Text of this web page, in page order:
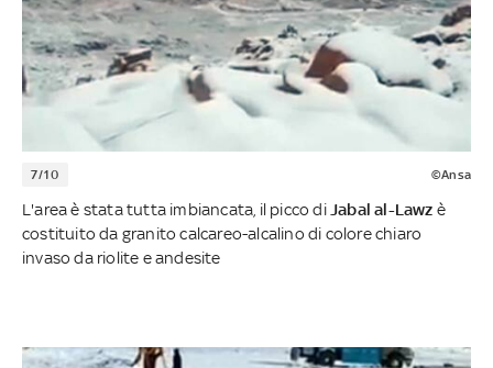
7/10 ©Ansa
L'area è stata tutta imbiancata, il picco di Jabal al-Lawz è
costituito da granito calcareo-alcalino di colore chiaro
invaso da riolite e andesite